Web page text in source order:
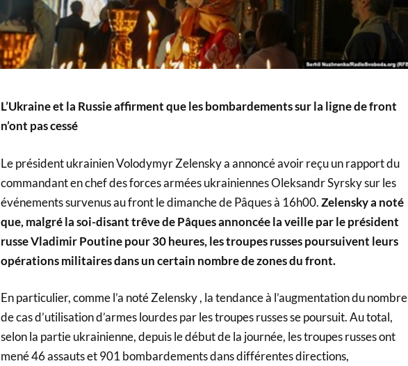
L’Ukraine et la Russie affirment que les bombardements sur la ligne de front
n’ont pas cessé
Le président ukrainien Volodymyr Zelensky a annoncé avoir reçu un rapport du
commandant en chef des forces armées ukrainiennes Oleksandr Syrsky sur les
événements survenus au front le dimanche de Pâques à 16h00.Zelensky a noté
que, malgré la soi-disant trêve de Pâques annoncée la veille par le président
russe Vladimir Poutine pour 30 heures, les troupes russes poursuivent leurs
opérations militaires dans un certain nombre de zones du front.
En particulier, comme l’a noté Zelensky , la tendance à l’augmentation du nombre
de cas d’utilisation d’armes lourdes par les troupes russes se poursuit. Au total,
selon la partie ukrainienne, depuis le début de la journée, les troupes russes ont
mené 46 assauts et 901 bombardements dans différentes directions,